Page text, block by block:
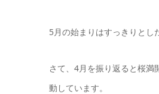
5月の始まりはすっきりとし
さて、4月を振り返ると桜
動しています。